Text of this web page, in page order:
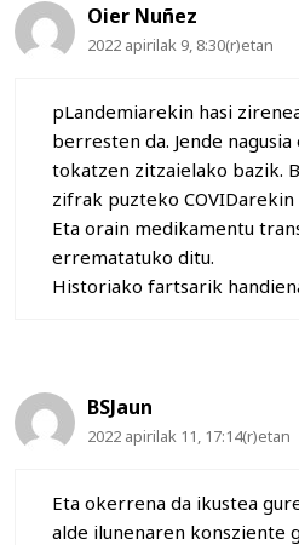
Oier Nuñez
2022 apirilak 9, 8:30(r)etan
pLandemiarekin hasi
berresten da. Jende
tokatzen zitzaielako bazik.
zifrak puzteko
Eta orain medikamentu
errematatuko ditu.
Historiako fartsarik
BSJaun
2022 apirilak 11, 17:14(r)etan
Eta okerrena da ikustea
alde ilunenaren konsziente